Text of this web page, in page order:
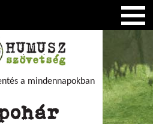
a mindennapokban